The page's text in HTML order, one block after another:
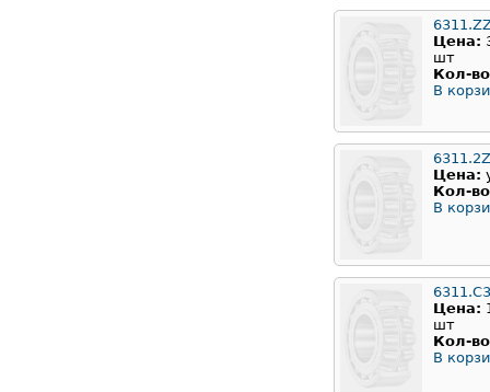
Цена:
шт
Кол-
В
6311.2Z
Цена:
Кол-
В
6311.C3
Цена:
шт
Кол-
В